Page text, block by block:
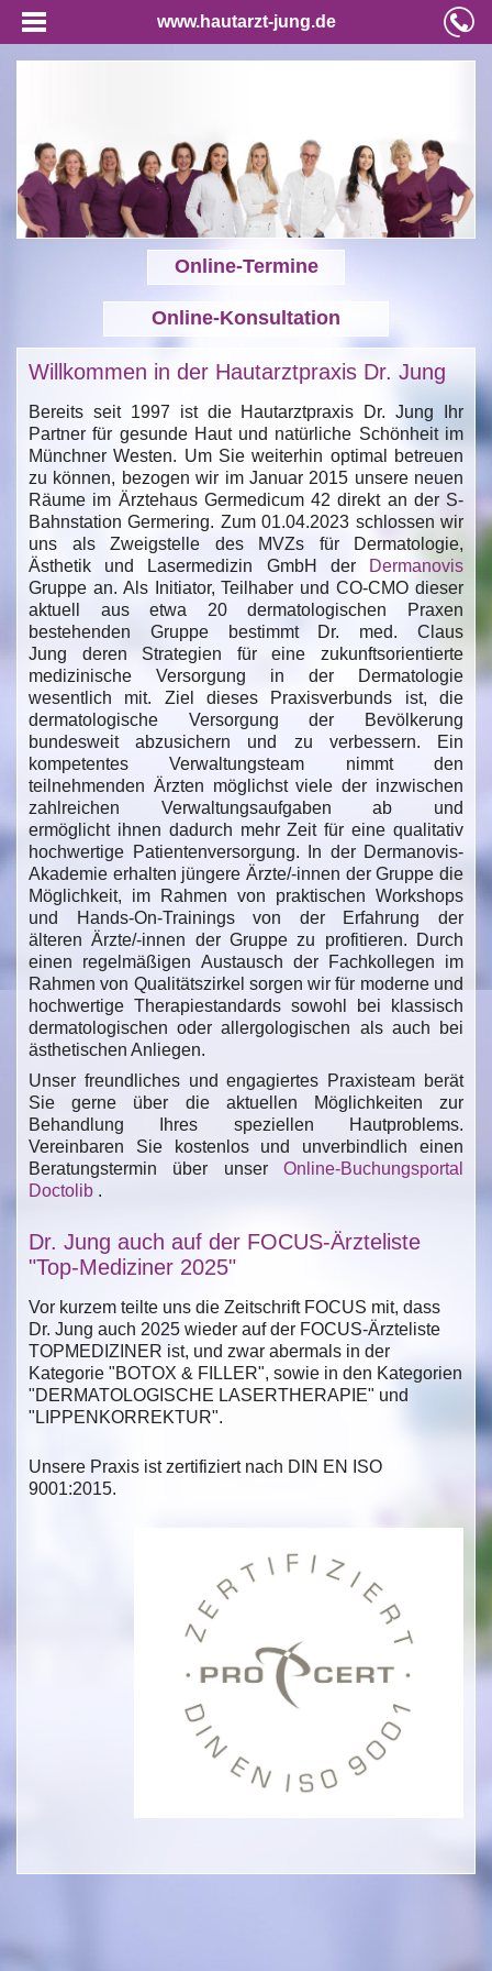
www.hautarzt-jung.de
Online-Termine
Online-Konsultation
Willkommen in der Hautarztpraxis Dr. Jung
Bereits seit 1997 ist die Hautarztpraxis Dr. Jung Ihr
Partner für gesunde Haut und natürliche Schönheit im
Münchner Westen. Um Sie weiterhin optimal betreuen
zu können, bezogen wir im Januar 2015 unsere neuen
Räume im Ärztehaus Germedicum 42 direkt an der S-
Bahnstation Germering. Zum 01.04.2023 schlossen wir
uns als Zweigstelle des MVZs für Dermatologie,
Ästhetik und Lasermedizin GmbH der
Dermanovis
Gruppe an. Als Initiator, Teilhaber und CO-CMO dieser
aktuell aus etwa 20 dermatologischen Praxen
bestehenden Gruppe bestimmt Dr. med. Claus
Jung deren Strategien für eine zukunftsorientierte
medizinische Versorgung in der Dermatologie
wesentlich mit. Ziel dieses Praxisverbunds ist, die
dermatologische Versorgung der Bevölkerung
bundesweit abzusichern und zu verbessern. Ein
kompetentes Verwaltungsteam nimmt den
teilnehmenden Ärzten möglichst viele der inzwischen
zahlreichen Verwaltungsaufgaben ab und
ermöglicht ihnen dadurch mehr Zeit für eine qualitativ
hochwertige Patientenversorgung. In der Dermanovis-
Akademie erhalten jüngere Ärzte/-innen der Gruppe die
Möglichkeit, im Rahmen von praktischen Workshops
und Hands-On-Trainings von der Erfahrung der
älteren Ärzte/-innen der Gruppe zu profitieren. Durch
einen regelmäßigen Austausch der Fachkollegen im
Rahmen von Qualitätszirkel sorgen wir für moderne und
hochwertige Therapiestandards sowohl bei klassisch
dermatologischen oder allergologischen als auch bei
ästhetischen Anliegen.
Unser freundliches und engagiertes Praxisteam berät
Sie gerne über die aktuellen Möglichkeiten zur
Behandlung Ihres speziellen Hautproblems.
Vereinbaren Sie kostenlos und unverbindlich einen
Beratungstermin über unser Online-Buchungsportal
Doctolib .
Dr. Jung auch auf der FOCUS-Ärzteliste
"Top-Mediziner 2025"
Vor kurzem teilte uns die Zeitschrift FOCUS mit, dass
Dr. Jung auch 2025 wieder auf der FOCUS-Ärzteliste
TOPMEDIZINER ist, und zwar abermals in der
Kategorie "BOTOX & FILLER", sowie in den Kategorien
"DERMATOLOGISCHE LASERTHERAPIE" und
"LIPPENKORREKTUR".
Unsere Praxis ist zertifiziert nach DIN EN ISO
9001:2015.